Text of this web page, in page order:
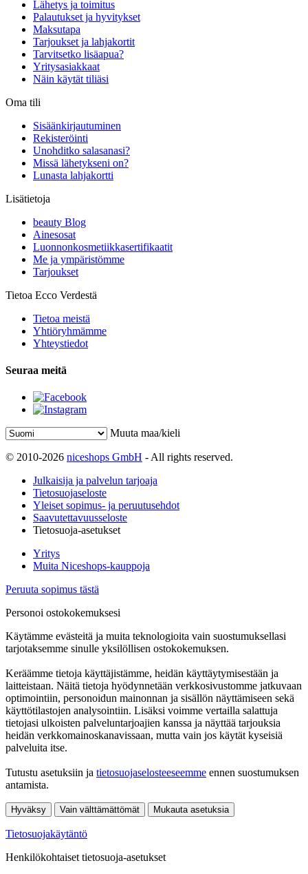
Lähetys ja toimitus
Palautukset ja hyvitykset
Maksutapa
Tarjoukset ja lahjakortit
Tarvitsetko lisäapua?
Yritysasiakkaat
Näin käytät tiliäsi
Oma tili
Sisäänkirjautuminen
Rekisteröinti
Unohditko salasanasi?
Missä lähetykseni on?
Lunasta lahjakortti
Lisätietoja
beauty Blog
Ainesosat
Luonnonkosmetiikkasertifikaatit
Me ja ympäristömme
Tarjoukset
Tietoa Ecco Verdestä
Tietoa meistä
Yhtiöryhmämme
Yhteystiedot
Seuraa meitä
Muuta maa/kieli
© 2010-2026 niceshops GmbH - All rights reserved.
Julkaisija ja palvelun tarjoaja
Tietosuojaseloste
Yleiset sopimus- ja peruutusehdot
Saavutettavuusseloste
Tietosuoja-asetukset
Yritys
Muita Niceshops-kauppoja
Peruuta sopimus tästä
Personoi ostokokemuksesi
Käytämme evästeitä ja muita teknologioita vain suostumuksellasi
tarjotaksemme sinulle yksilöllisen ostokokemuksen.
Keräämme tietoja käyttäjistämme, heidän käyttäytymisestään ja
laitteistaan. Näitä tietoja hyödynnetään verkkosivustomme jatkuvaan
optimointiin, personoidun mainonnan ja sisällön näyttämiseen sekä
käyttötilastojen analysointiin. Lisäksi voimme vertailla salattuja
tietojasi ulkoisten palveluntarjoajien kanssa ja näyttää tarjouksia
heidän verkkomainoskanavissaan, mutta vain jos käytät kyseisiä
palveluita itse.
Tutustu asetuksiin ja tietosuojaselosteeseemme ennen suostumuksen
antamista.
Hyväksy Vain välttämättömät Mukauta asetuksia
Tietosuojakäytäntö
Henkilökohtaiset tietosuoja-asetukset